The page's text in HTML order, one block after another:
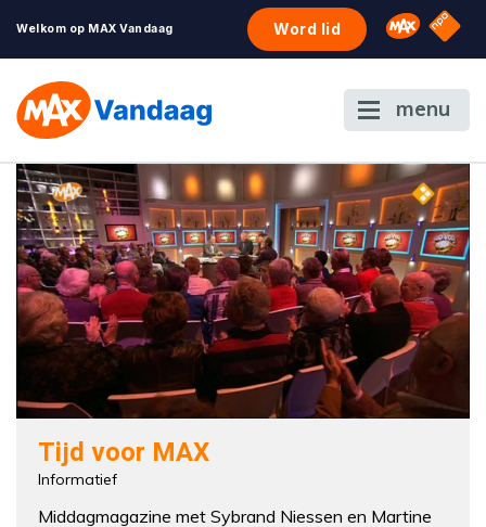
Welkom op MAX Vandaag Word lid Omroep
NPO
menu
Tijd voor MAX
Informatief
Middagmagazine met Sybrand Niessen en Martine